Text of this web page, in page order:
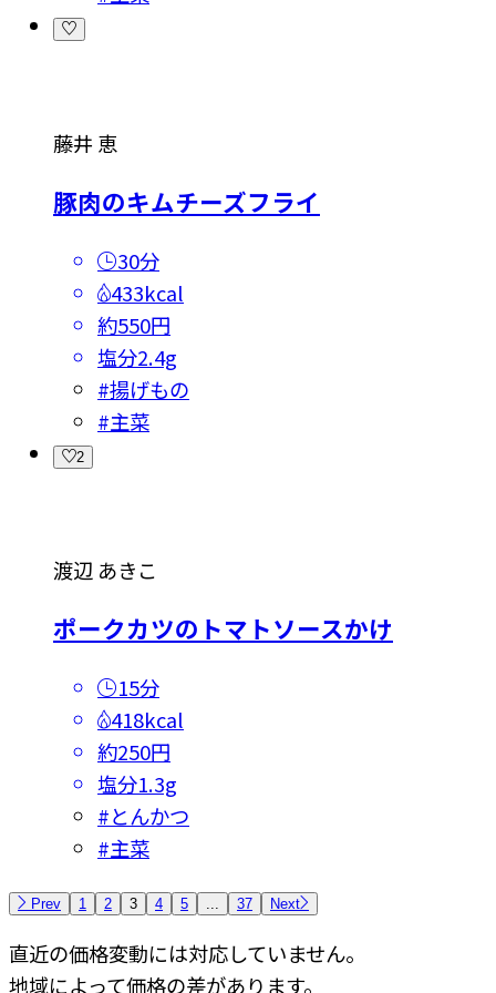
藤井 恵
豚肉のキムチーズフライ
30分
433kcal
約550円
塩分2.4g
#揚げもの
#主菜
2
渡辺 あきこ
ポークカツのトマトソースかけ
15分
418kcal
約250円
塩分1.3g
#とんかつ
#主菜
Prev 1 2 3 4 5 ... 37 Next
直近の価格変動には対応していません。
地域によって価格の差があります。